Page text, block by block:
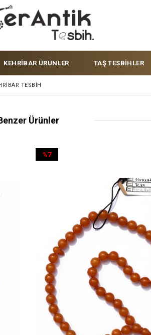
KEHRİBAR ÜRÜNLER TAŞ TESBİHLER
TESBIH
Ürünler
%7